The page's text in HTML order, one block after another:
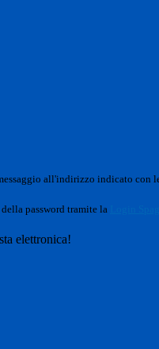
all'indirizzo indicato con
password tramite la
elettronica!